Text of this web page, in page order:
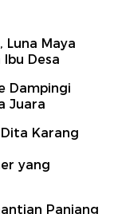
Maya
Desa
Dampingi
Juara
Karang
yang
Panjang